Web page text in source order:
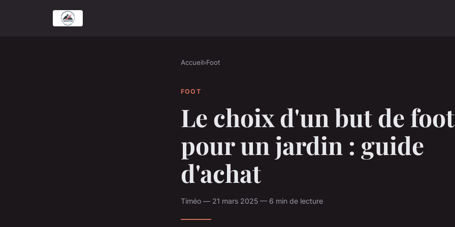
Accueil›Foot
FOOT
Le choix d'un but de foot
pour un jardin : guide
d'achat
Timéo — 21 mars 2025 — 6 min de lecture